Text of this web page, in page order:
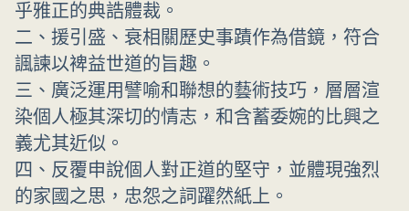
乎雅正的典誥體裁。
二、援引盛、衰相關歷史事蹟作為借鏡，符合
諷諫以裨益世道的旨趣。
三、廣泛運用譬喻和聯想的藝術技巧，層層渲
染個人極其深切的情志，和含蓄委婉的比興之
義尤其近似。
四、反覆申說個人對正道的堅守，並體現強烈
的家國之思，忠怨之詞躍然紙上。